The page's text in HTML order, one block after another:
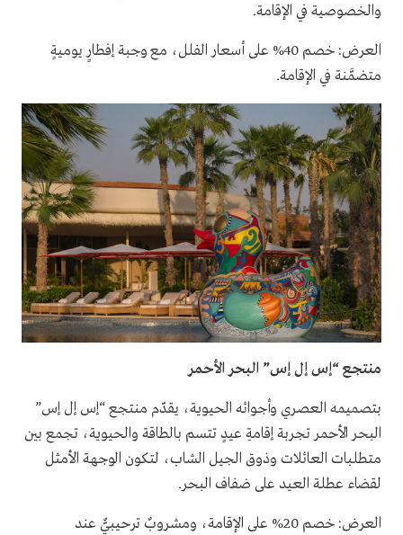
والخصوصية في الإقامة.
العرض: خصم 40% على أسعار الفلل، مع وجبة إفطارٍ يوميةٍ
متضمَّنة في الإقامة.
منتجع “إس إل إس” البحر الأحمر
بتصميمه العصري وأجوائه الحيوية، يقدّم منتجع “إس إل إس”
البحر الأحمر تجربة إقامةِ عيدٍ تتسم بالطاقة والحيوية، تجمع بين
متطلبات العائلات وذوق الجيل الشاب، لتكون الوجهة الأمثل
لقضاء عطلة العيد على ضفاف البحر.
العرض: خصم 20% على الإقامة، ومشروبٌ ترحيبيٌّ عند